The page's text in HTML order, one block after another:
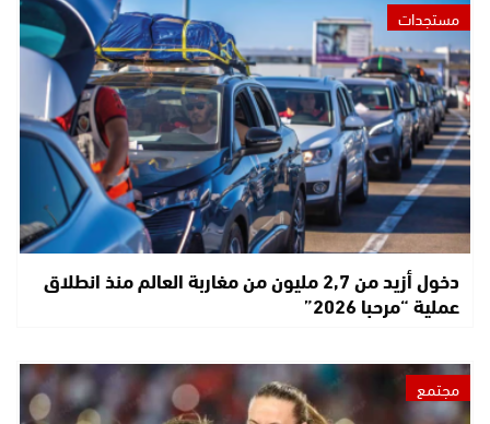
مستجدات
دخول أزيد من 2,7 مليون من مغاربة العالم منذ انطلاق
عملية “مرحبا 2026”
مجتمع